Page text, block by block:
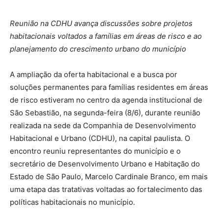
Reunião na CDHU avança discussões sobre projetos
habitacionais voltados a famílias em áreas de risco e ao
planejamento do crescimento urbano do município
A ampliação da oferta habitacional e a busca por
soluções permanentes para famílias residentes em áreas
de risco estiveram no centro da agenda institucional de
São Sebastião, na segunda-feira (8/6), durante reunião
realizada na sede da Companhia de Desenvolvimento
Habitacional e Urbano (CDHU), na capital paulista. O
encontro reuniu representantes do município e o
secretário de Desenvolvimento Urbano e Habitação do
Estado de São Paulo, Marcelo Cardinale Branco, em mais
uma etapa das tratativas voltadas ao fortalecimento das
políticas habitacionais no município.